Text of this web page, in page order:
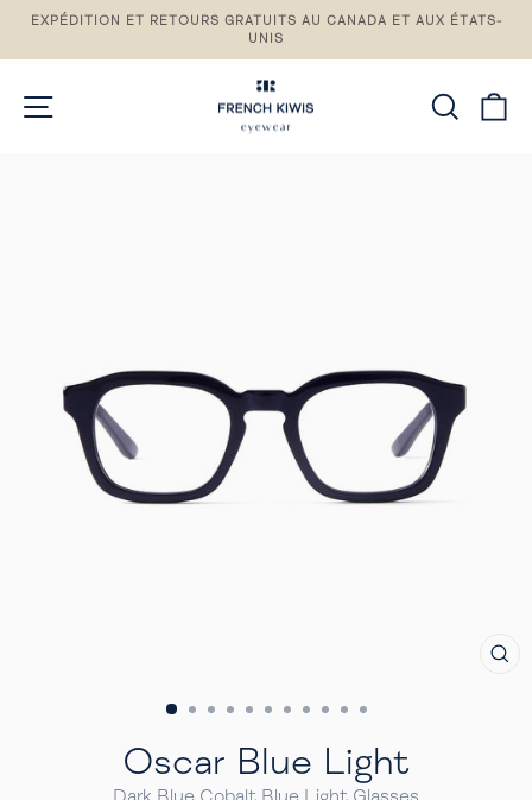
Passez
contenu
du
diaporama
EXPÉDITION ET RETOURS GRATUITS AU CANADA ET AUX ÉTATS-
UNIS
NAVIGATION DU SITE
Oscar Blue Light